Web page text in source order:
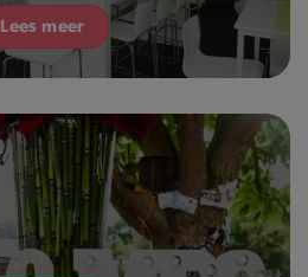
Lees meer